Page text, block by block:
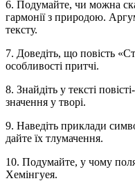
6. Подумайте, чи можна
гармонії з природою.
тексту.
7. Доведіть, що повість
особливості притчі.
8. Знайдіть у тексті
значення у творі.
9. Наведіть приклади
дайте їх тлумачення.
10. Подумайте, у чому
Хемінгуея.